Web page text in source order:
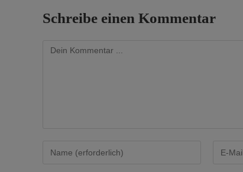
Schreibe einen Kommentar